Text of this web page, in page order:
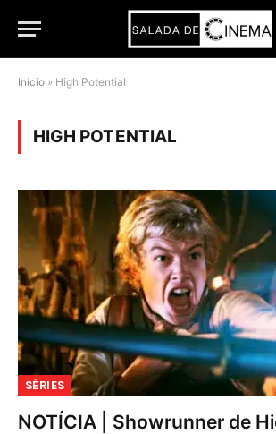
Início » High Potential
HIGH POTENTIAL
SÉRIES
NOTÍCIA | Showrunner de